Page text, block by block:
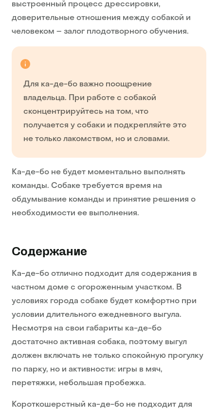
выстроенный процесс дрессировки,
доверительные отношения между собакой и
человеком – залог плодотворного обучения.
Для ка-де-бо важно поощрение
владельца. При работе с собакой
сконцентрируйтесь на том, что
получается у собаки и подкрепляйте это
не только лакомством, но и словами.
Ка-де-бо не будет моментально выполнять
команды. Собаке требуется время на
обдумывание команды и принятие решения о
необходимости ее выполнения.
Содержание
Ка-де-бо отлично подходит для содержания в
частном доме с огороженным участком. В
условиях города собаке будет комфортно при
условии длительного ежедневного выгула.
Несмотря на свои габариты ка-де-бо
достаточно активная собака, поэтому выгул
должен включать не только спокойную прогулку
по парку, но и активности: игры в мяч,
перетяжки, небольшая пробежка.
Короткошерстный ка-де-бо не подходит для